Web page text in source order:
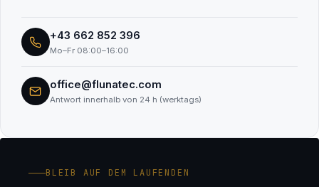
+43 662 852 396
Mo–Fr 08:00–16:00
office@flunatec.com
Antwort innerhalb von 24 h (werktags)
BLEIB AUF DEM LAUFENDEN